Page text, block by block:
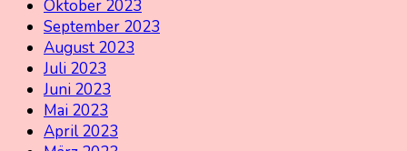
Oktober 2023
September 2023
August 2023
Juli 2023
Juni 2023
Mai 2023
April 2023